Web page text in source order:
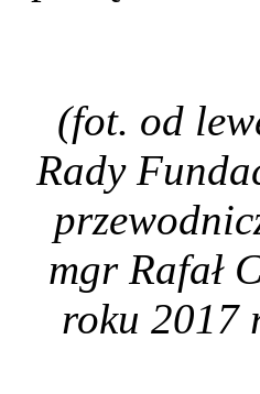
(fot. od
Rady
mgr Rafał
roku 2017